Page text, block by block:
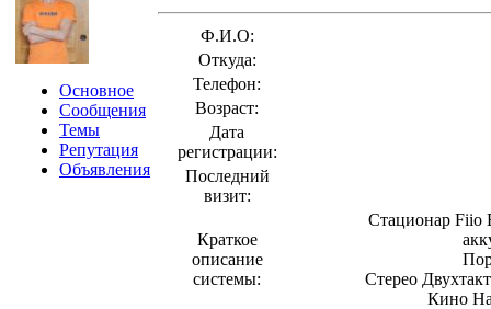
Основное
Сообщения
Темы
Репутация
Объявления
Ф.И.О:
Откуда:
Телефон:
Возраст:
Дата
регистрации:
Последний
визит:
Краткое
описание
системы:
Стационар Fiio
Стерео
Кино